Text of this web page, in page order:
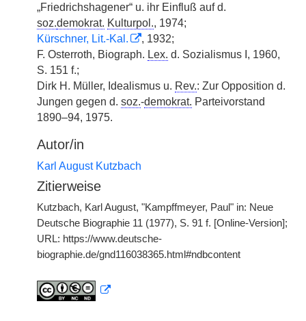
„Friedrichshagener“ u. ihr Einfluß auf d.
soz.demokrat. Kulturpol., 1974;
Kürschner, Lit.-Kal.
, 1932;
F. Osterroth, Biograph. Lex. d. Sozialismus I, 1960,
S. 151 f.;
Dirk H. Müller, Idealismus u. Rev.: Zur Opposition d.
Jungen gegen d. soz.-demokrat. Parteivorstand
1890–94, 1975.
Autor/in
Karl August Kutzbach
Zitierweise
Kutzbach, Karl August, "Kampffmeyer, Paul" in: Neue
Deutsche Biographie 11 (1977), S. 91 f. [Online-Version];
URL: https://www.deutsche-
biographie.de/gnd116038365.html#ndbcontent